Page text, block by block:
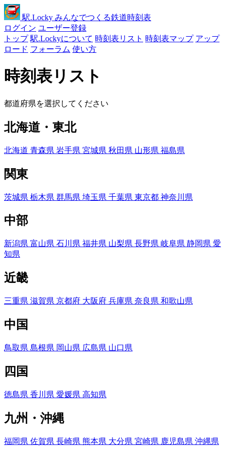
駅.Locky みんなでつくる鉄道時刻表
ログイン ユーザー登録
トップ 駅.Lockyについて 時刻表リスト 時刻表マップ アップ
ロード フォーラム 使い方
時刻表リスト
都道府県を選択してください
北海道・東北
北海道 青森県 岩手県 宮城県 秋田県 山形県 福島県
関東
茨城県 栃木県 群馬県 埼玉県 千葉県 東京都 神奈川県
中部
新潟県 富山県 石川県 福井県 山梨県 長野県 岐阜県 静岡県 愛
知県
近畿
三重県 滋賀県 京都府 大阪府 兵庫県 奈良県 和歌山県
中国
鳥取県 島根県 岡山県 広島県 山口県
四国
徳島県 香川県 愛媛県 高知県
九州・沖縄
福岡県 佐賀県 長崎県 熊本県 大分県 宮崎県 鹿児島県 沖縄県